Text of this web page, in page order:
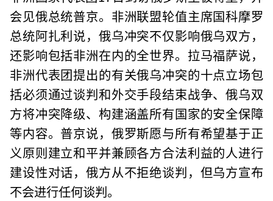
会见俄总统普京。非洲联盟轮值主席国科摩罗
总统阿扎利说，俄乌冲突不仅影响俄乌双方，
还影响包括非洲在内的全世界。拉马福萨说，
非洲代表团提出的有关俄乌冲突的十点立场包
括必须通过谈判和外交手段结束战争、俄乌双
方将冲突降级、构建涵盖所有国家的安全保障
等内容。普京说，俄罗斯愿与所有希望基于正
义原则建立和平并兼顾各方合法利益的人进行
建设性对话，俄方从不拒绝谈判，但乌方宣布
不会进行任何谈判。